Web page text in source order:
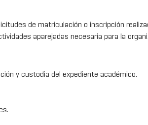
de matriculación o inscripción
aparejadas necesaria para la
y custodia del expediente académico.